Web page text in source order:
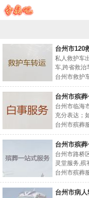
台州市120
派车
私人救护车
车,跨省救治
台州市救护
台州市殡
台州市临海
充分表达；
台州市殡葬
台州市殡
台州市路桥
灵堂服务,殡
台州市殡葬
台州市病